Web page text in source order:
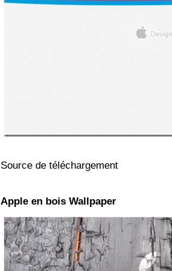
Source de téléchargement
Apple en bois Wallpaper